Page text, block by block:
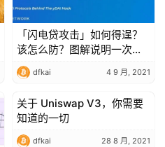
「闪电贷攻击」如何得逞？
该怎么防？图解说明一次搞
懂
dfkai 4 9 月, 2021
DeFi
关于 Uniswap V3，你需要
知道的一切
dfkai 28 8 月, 2021